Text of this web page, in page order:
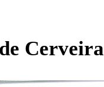
Cerveira